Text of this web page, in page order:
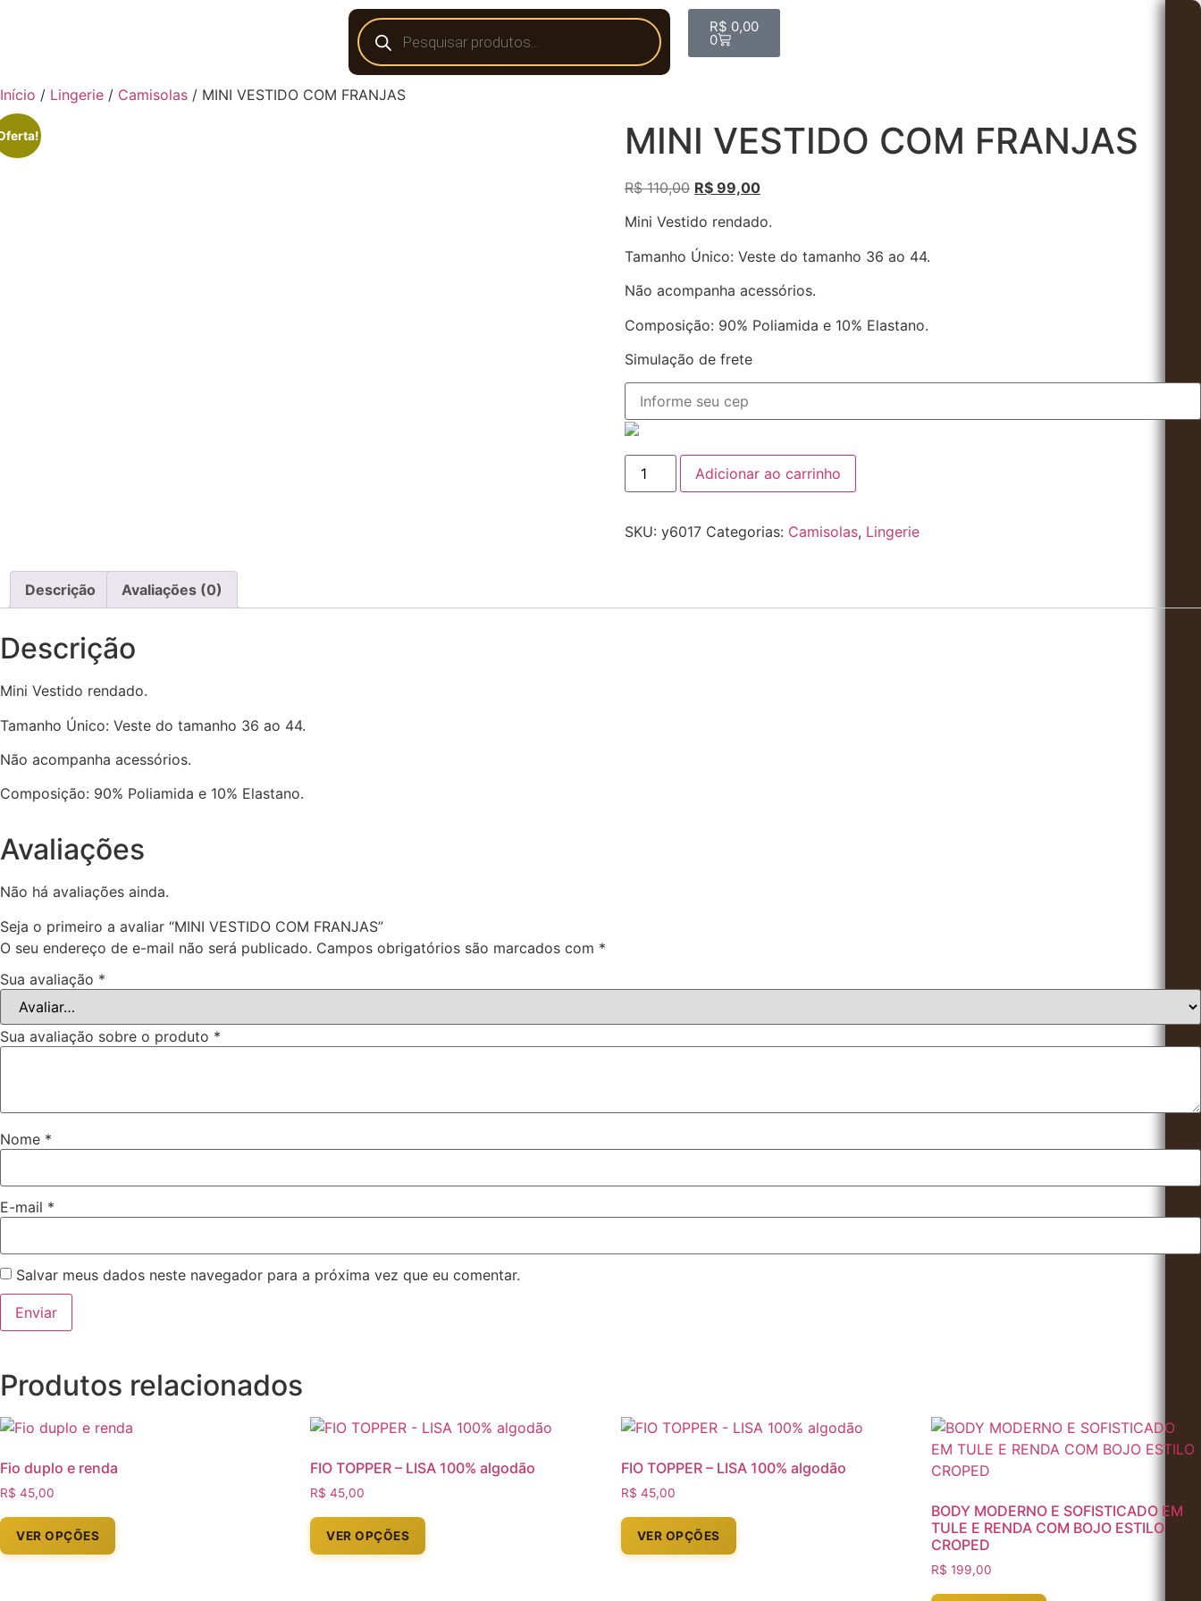
R$ 0,00
0
Início / Lingerie / Camisolas / MINI VESTIDO COM FRANJAS
MINI VESTIDO COM FRANJAS
R$110,00 R$99,00
Mini Vestido rendado.
Tamanho Único: Veste do tamanho 36 ao 44.
Não acompanha acessórios.
Composição: 90% Poliamida e 10% Elastano.
Simulação de frete
Adicionar ao carrinho
SKU: y6017 Categorias: Camisolas, Lingerie
Descrição Avaliações (0)
Descrição
Mini Vestido rendado.
Tamanho Único: Veste do tamanho 36 ao 44.
Não acompanha acessórios.
Composição: 90% Poliamida e 10% Elastano.
Avaliações
Não há avaliações ainda.
Seja o primeiro a avaliar “MINI VESTIDO COM FRANJAS”
O seu endereço de e-mail não será publicado. Campos obrigatórios são marcados com *
Sua avaliação *
Sua avaliação sobre o produto *
Nome *
E-mail *
Salvar meus dados neste navegador para a próxima vez que eu comentar.
Produtos relacionados
Fio duplo e renda
R$ 45,00
VER OPÇÕES
FIO TOPPER – LISA 100% algodão
R$ 45,00
VER OPÇÕES
FIO TOPPER – LISA 100% algodão
R$ 45,00
VER OPÇÕES
BODY MODERNO E SOFISTICADO EM
TULE E RENDA COM BOJO ESTILO
CROPED
R$ 199,00